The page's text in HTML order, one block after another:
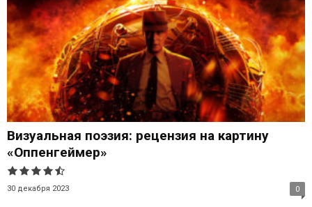
Визуальная поэзия: рецензия на картину
«Оппенгеймер»
30 декабря 2023 0